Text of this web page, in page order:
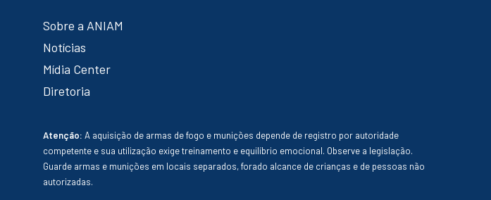
Sobre a ANIAM
Notícias
Mídia Center
Diretoria
Atenção: A aquisição de armas de fogo e munições depende de registro por autoridade
competente e sua utilização exige treinamento e equilíbrio emocional. Observe a legislação.
Guarde armas e munições em locais separados, forado alcance de crianças e de pessoas não
autorizadas.